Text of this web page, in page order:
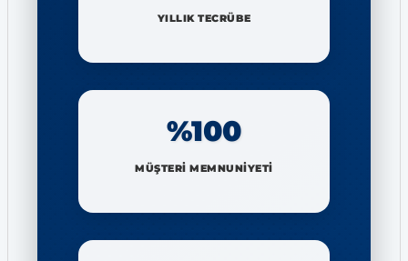
YILLIK TECRÜBE
%100
MÜŞTERİ MEMNUNİYETİ